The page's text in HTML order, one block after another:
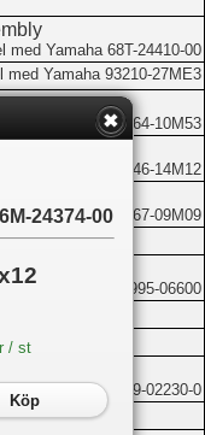
med Yamaha 68T-24410-00
med Yamaha 93210-27ME3
med Yamaha 90464-10M53
med Yamaha 90446-14M12
med Yamaha 90467-09M09
med Yamaha 92995-06600
(Φ10*Φ5*60)
med Tohatsu 639-02230-0
24374-00
/ st
Köp